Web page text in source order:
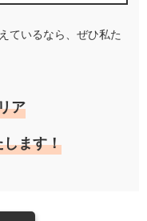
ているなら、ぜひ私た
ア
します！